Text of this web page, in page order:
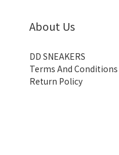
About Us
DD SNEAKERS
Terms And Conditions
Return Policy